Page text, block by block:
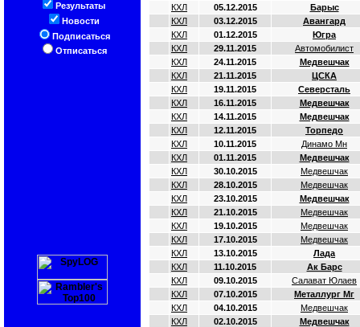
Результаты
Новости
Подписаться
Отписаться
КХЛ
05.12.2015
Барыс
КХЛ
03.12.2015
Авангард
КХЛ
01.12.2015
Югра
КХЛ
29.11.2015
Автомобилист
КХЛ
24.11.2015
Медвешчак
КХЛ
21.11.2015
ЦСКА
КХЛ
19.11.2015
Северсталь
КХЛ
16.11.2015
Медвешчак
КХЛ
14.11.2015
Медвешчак
КХЛ
12.11.2015
Торпедо
КХЛ
10.11.2015
Динамо Мн
КХЛ
01.11.2015
Медвешчак
КХЛ
30.10.2015
Медвешчак
КХЛ
28.10.2015
Медвешчак
КХЛ
23.10.2015
Медвешчак
КХЛ
21.10.2015
Медвешчак
КХЛ
19.10.2015
Медвешчак
КХЛ
17.10.2015
Медвешчак
КХЛ
13.10.2015
Лада
КХЛ
11.10.2015
Ак Барс
КХЛ
09.10.2015
Салават Юлаев
КХЛ
07.10.2015
Металлург Мг
КХЛ
04.10.2015
Медвешчак
КХЛ
02.10.2015
Медвешчак